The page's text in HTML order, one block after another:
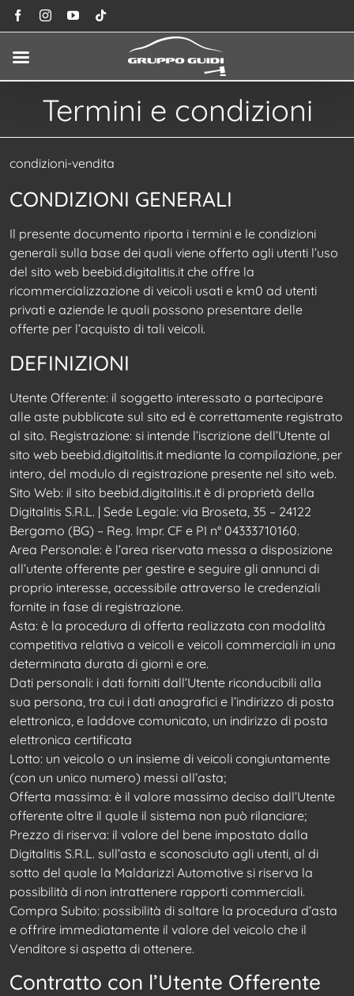
Salta
al
FacebookInstagram
YouTubeTiktok
Termini e condizioni
condizioni-vendita
CONDIZIONI GENERALI
Il presente documento riporta i termini e le condizioni
generali sulla base dei quali viene offerto agli utenti l’uso
del sito web beebid.digitalitis.it che offre la
ricommercializzazione di veicoli usati e km0 ad utenti
privati e aziende le quali possono presentare delle
offerte per l’acquisto di tali veicoli.
DEFINIZIONI
Utente Offerente: il soggetto interessato a partecipare
alle aste pubblicate sul sito ed è correttamente registrato
al sito. Registrazione: si intende l’iscrizione dell’Utente al
sito web beebid.digitalitis.it mediante la compilazione, per
intero, del modulo di registrazione presente nel sito web.
Sito Web: il sito beebid.digitalitis.it è di proprietà della
Digitalitis S.R.L. | Sede Legale: via Broseta, 35 – 24122
Bergamo (BG) – Reg. Impr. CF e PI n° 04333710160.
Area Personale: è l’area riservata messa a disposizione
all’utente offerente per gestire e seguire gli annunci di
proprio interesse, accessibile attraverso le credenziali
fornite in fase di registrazione.
Asta: è la procedura di offerta realizzata con modalità
competitiva relativa a veicoli e veicoli commerciali in una
determinata durata di giorni e ore.
Dati personali: i dati forniti dall’Utente riconducibili alla
sua persona, tra cui i dati anagrafici e l’indirizzo di posta
elettronica, e laddove comunicato, un indirizzo di posta
elettronica certificata
Lotto: un veicolo o un insieme di veicoli congiuntamente
(con un unico numero) messi all’asta;
Offerta massima: è il valore massimo deciso dall’Utente
offerente oltre il quale il sistema non può rilanciare;
Prezzo di riserva: il valore del bene impostato dalla
Digitalitis S.R.L. sull’asta e sconosciuto agli utenti, al di
sotto del quale la Maldarizzi Automotive si riserva la
possibilità di non intrattenere rapporti commerciali.
Compra Subito: possibilità di saltare la procedura d’asta
e offrire immediatamente il valore del veicolo che il
Venditore si aspetta di ottenere.
Contratto con l’Utente Offerente